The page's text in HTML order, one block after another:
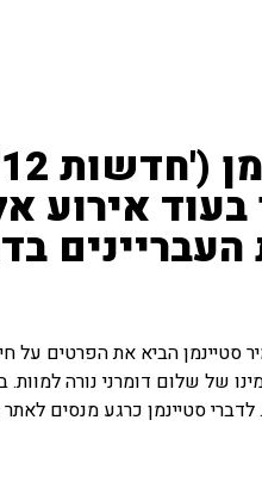
אירוע
בדרום תמיר סטיינמן הביא את
שנחשב יד ימינו של שלום דומרני
לדברי סטיינמן כרגע מנסים